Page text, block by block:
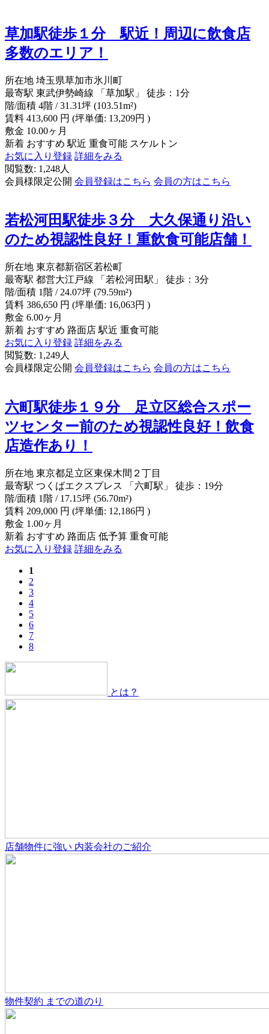
草加駅徒歩１分 駅近！周辺に飲食店
多数のエリア！
所在地 埼玉県草加市氷川町
最寄駅 東武伊勢崎線 「草加駅」 徒歩：1分
階/面積 4階 / 31.31坪 (103.51m²)
賃料 413,600 円 (坪単価: 13,209円 )
敷金 10.00ヶ月
新着 おすすめ 駅近 重食可能 スケルトン
お気に入り登録 詳細をみる
閲覧数: 1,248人
会員様限定公開 会員登録はこちら 会員の方はこちら
若松河田駅徒歩３分 大久保通り沿い
のため視認性良好！重飲食可能店舗！
所在地 東京都新宿区若松町
最寄駅 都営大江戸線 「若松河田駅」 徒歩：3分
階/面積 1階 / 24.07坪 (79.59m²)
賃料 386,650 円 (坪単価: 16,063円 )
敷金 6.00ヶ月
新着 おすすめ 路面店 駅近 重食可能
お気に入り登録 詳細をみる
閲覧数: 1,249人
会員様限定公開 会員登録はこちら 会員の方はこちら
六町駅徒歩１９分 足立区総合スポー
ツセンター前のため視認性良好！飲食
店造作あり！
所在地 東京都足立区東保木間２丁目
最寄駅 つくばエクスプレス 「六町駅」 徒歩：19分
階/面積 1階 / 17.15坪 (56.70m²)
賃料 209,000 円 (坪単価: 12,186円 )
敷金 1.00ヶ月
新着 おすすめ 路面店 低予算 重食可能
お気に入り登録 詳細をみる
1
2
3
4
5
6
7
8
とは？
店舗物件に強い 内装会社のご紹介
物件契約 までの道のり